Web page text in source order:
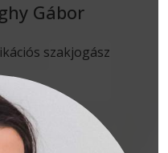
Gábor
szakjogász